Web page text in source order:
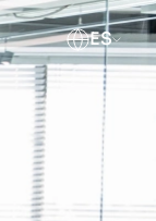
ES